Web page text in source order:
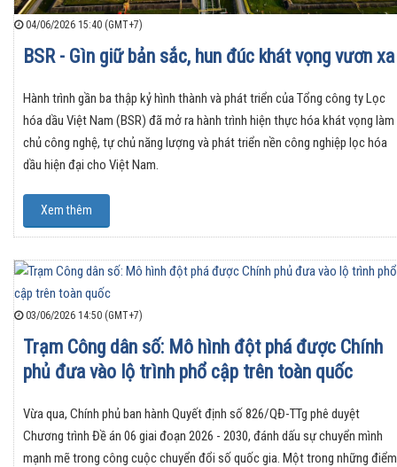
04/06/2026 15:40 (GMT+7)
BSR - Gìn giữ bản sắc, hun đúc khát vọng vươn xa
Hành trình gần ba thập kỷ hình thành và phát triển của Tổng công ty Lọc
hóa dầu Việt Nam (BSR) đã mở ra hành trình hiện thực hóa khát vọng làm
chủ công nghệ, tự chủ năng lượng và phát triển nền công nghiệp lọc hóa
dầu hiện đại cho Việt Nam.
Xem thêm
03/06/2026 14:50 (GMT+7)
Trạm Công dân số: Mô hình đột phá được Chính
phủ đưa vào lộ trình phổ cập trên toàn quốc
Vừa qua, Chính phủ ban hành Quyết định số 826/QĐ-TTg phê duyệt
Chương trình Đề án 06 giai đoạn 2026 - 2030, đánh dấu sự chuyển mình
mạnh mẽ trong công cuộc chuyển đổi số quốc gia. Một trong những điểm